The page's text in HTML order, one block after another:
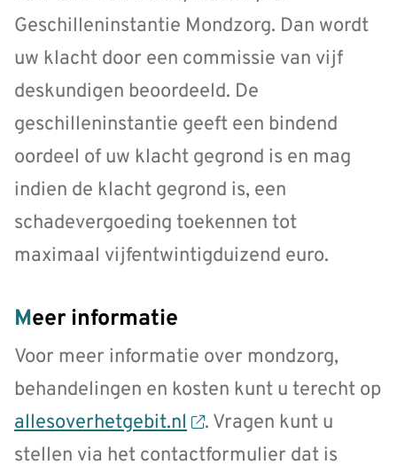
Geschilleninstantie Mondzorg. Dan wordt
uw klacht door een commissie van vijf
deskundigen beoordeeld. De
geschilleninstantie geeft een bindend
oordeel of uw klacht gegrond is en mag
indien de klacht gegrond is, een
schadevergoeding toekennen tot
maximaal vijfentwintigduizend euro.
Meer informatie
Voor meer informatie over mondzorg,
behandelingen en kosten kunt u terecht op
allesoverhetgebit.nl
. Vragen kunt u
stellen via het contactformulier dat is